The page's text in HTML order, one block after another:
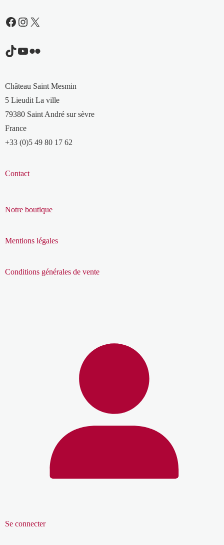
Facebook
Instagram
X
TikTok
YouTube
Flickr
Château Saint Mesmin
5 Lieudit La ville
79380 Saint André sur sèvre
France
+33 (0)5 49 80 17 62
Contact
Notre boutique
Mentions légales
Conditions générales de vente
Se connecter